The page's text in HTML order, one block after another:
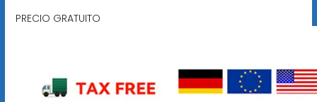
PRECIO GRATUITO